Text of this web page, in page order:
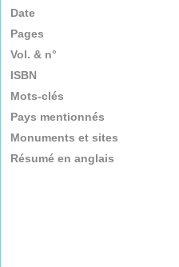
Date
Pages
Vol. & n°
ISBN
Mots-clés
Pays mentionnés
Monuments et sites
Résumé en anglais